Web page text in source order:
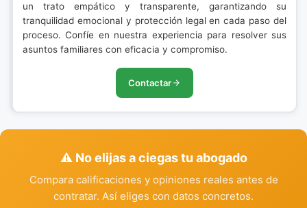
un trato empático y transparente, garantizando su
tranquilidad emocional y protección legal en cada paso del
proceso. Confíe en nuestra experiencia para resolver sus
asuntos familiares con eficacia y compromiso.
Contactar
⚠️ No elijas a ciegas tu abogado
Compara calificaciones y opiniones reales antes de
contratar. Así eliges con datos concretos.